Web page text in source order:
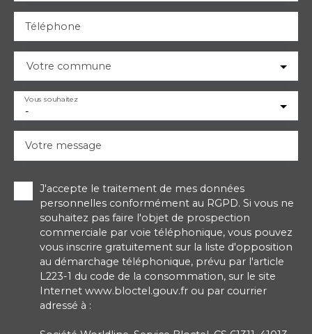
Téléphone
Votre commune
-
Vous souhaitez
Votre message
J'accepte le traitement de mes données
personnelles conformément au RGPD. Si vous ne
souhaitez pas faire l'objet de prospection
commerciale par voie téléphonique, vous pouvez
vous inscrire gratuitement sur la liste d'opposition
au démarchage téléphonique, prévu par l'article
L223-1 du code de la consommation, sur le site
Internet www.bloctel.gouv.fr ou par courrier
adressé à :